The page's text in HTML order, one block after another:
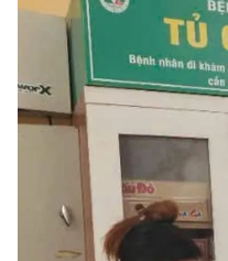
Chào ngày mới
Tin thị trường
Sản phẩm khác
Đăng xuất